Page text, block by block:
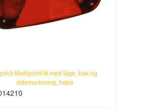
Multipoint III med tåge, bak og
sidemarkering, højre